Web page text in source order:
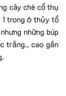
cây chè cổ thụ
trong 6 thủy tổ
những búp
trắng., cao gần